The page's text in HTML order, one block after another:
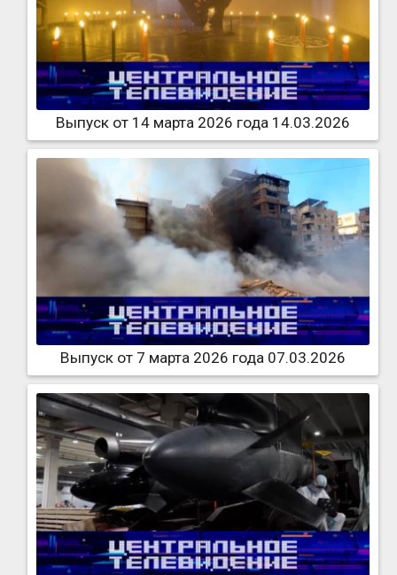
Выпуск от 14 марта 2026 года 14.03.2026
Выпуск от 7 марта 2026 года 07.03.2026